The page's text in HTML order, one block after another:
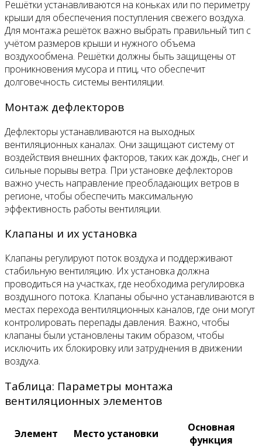
Решётки устанавливаются на коньках или по периметру
крыши для обеспечения поступления свежего воздуха.
Для монтажа решёток важно выбрать правильный тип с
учётом размеров крыши и нужного объема
воздухообмена. Решётки должны быть защищены от
проникновения мусора и птиц, что обеспечит
долговечность системы вентиляции.
Монтаж дефлекторов
Дефлекторы устанавливаются на выходных
вентиляционных каналах. Они защищают систему от
воздействия внешних факторов, таких как дождь, снег и
сильные порывы ветра. При установке дефлекторов
важно учесть направление преобладающих ветров в
регионе, чтобы обеспечить максимальную
эффективность работы вентиляции.
Клапаны и их установка
Клапаны регулируют поток воздуха и поддерживают
стабильную вентиляцию. Их установка должна
проводиться на участках, где необходима регулировка
воздушного потока. Клапаны обычно устанавливаются в
местах перехода вентиляционных каналов, где они могут
контролировать перепады давления. Важно, чтобы
клапаны были установлены таким образом, чтобы
исключить их блокировку или затруднения в движении
воздуха.
Таблица: Параметры монтажа
вентиляционных элементов
Элемент Место установки
Основная
функция